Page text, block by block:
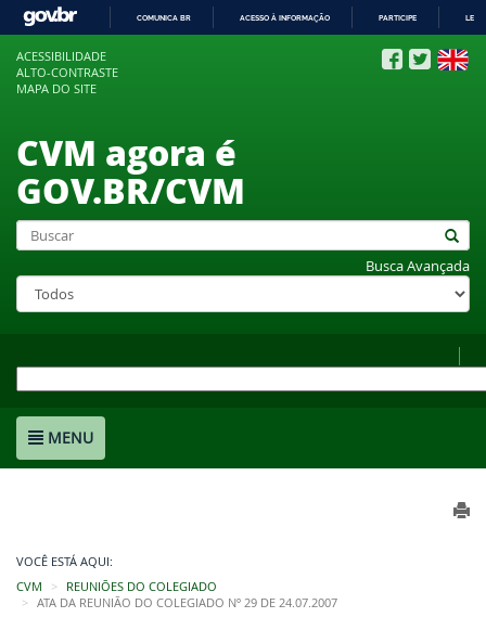
COMUNICA BR ACESSO À INFORMAÇÃO PARTICIPE
ACESSIBILIDADE
ALTO-CONTRASTE
MAPA DO SITE
CVM agora é
GOV.BR/CVM
Busca Avançada
MENU
VOCÊ ESTÁ AQUI:
CVM
REUNIÕES DO COLEGIADO
ATA DA REUNIÃO DO COLEGIADO Nº 29 DE 24.07.2007